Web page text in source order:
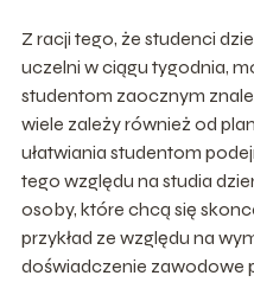
Z racji tego, że studenci
uczelni w ciągu tygodnia,
studentom zaocznym
wiele zależy również od
ułatwiania studentom
tego względu na studia
osoby, które chcą się
przykład ze względu na
doświadczenie zawodowe